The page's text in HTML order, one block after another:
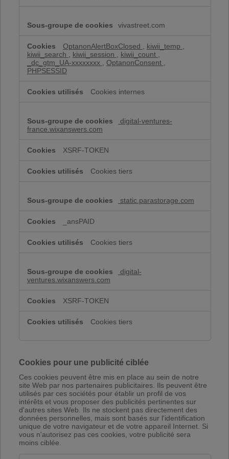
vivastreet.com
OptanonAlertBoxClosed kiwii_temp
kiwii_search
kiwii_session kiwii_count
_dc_gtm_UA-xxxxxxxx
OptanonConsent
PHPSESSID
Cookies internes
digital-ventures-
france.wixanswers.com
XSRF-TOKEN
Cookies tiers
static.parastorage.com
_ansPAID
Cookies tiers
digital-
ventures.wixanswers.com
XSRF-TOKEN
Cookies tiers
Cookies pour une publicité ciblée
Ces cookies peuvent être mis en place au sein de notre
site Web par nos partenaires publicitaires. Ils peuvent être
utilisés par ces sociétés pour établir un profil de vos
intérêts et vous proposer des publicités pertinentes sur
d'autres sites Web. Ils ne stockent pas directement des
données personnelles, mais sont basés sur l'identification
unique de votre navigateur et de votre appareil Internet. Si
vous n'autorisez pas ces cookies, votre publicité sera
moins ciblée.